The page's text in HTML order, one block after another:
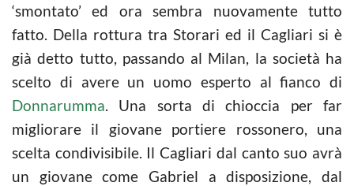
‘smontato’ ed ora sembra nuovamente tutto
fatto. Della rottura tra Storari ed il Cagliari si è
già detto tutto, passando al Milan, la società ha
scelto di avere un uomo esperto al fianco di
Donnarumma. Una sorta di chioccia per far
migliorare il giovane portiere rossonero, una
scelta condivisibile. Il Cagliari dal canto suo avrà
un giovane come Gabriel a disposizione, dal